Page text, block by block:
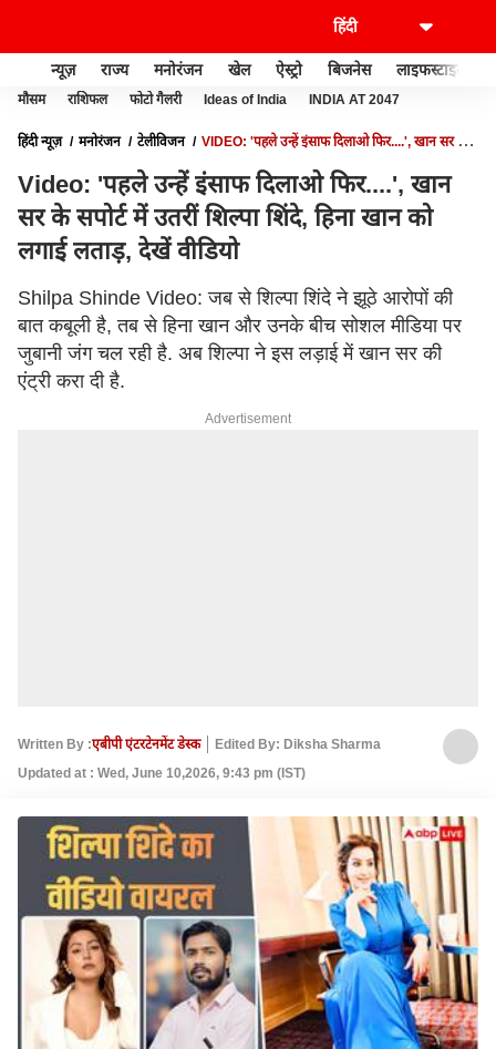
न्यूज़ राज्य मनोरंजन खेल ऐस्ट्रो बिजनेस लाइफस्टाइल
मौसम राशिफल फोटो गैलरी Ideas of India INDIA AT 2047
हिंदी न्यूज़ मनोरंजन टेलीविजन
VIDEO: 'पहले उन्हें इंसाफ दिलाओ फिर....', खान सर के
Video: 'पहले उन्हें इंसाफ दिलाओ फिर....', खान
सर के सपोर्ट में उतरीं शिल्पा शिंदे, हिना खान को
लगाई लताड़, देखें वीडियो
Shilpa Shinde Video: जब से शिल्पा शिंदे ने झूठे आरोपों की
बात कबूली है, तब से हिना खान और उनके बीच सोशल मीडिया पर
जुबानी जंग चल रही है. अब शिल्पा ने इस लड़ाई में खान सर की
एंट्री करा दी है.
Advertisement
Written By :एबीपी एंटरटेनमेंट डेस्क
Edited By: Diksha Sharma
Updated at : Wed, June 10,2026, 9:43 pm (IST)